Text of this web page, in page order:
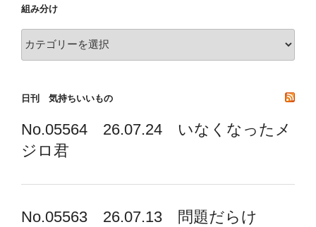
録
組み分け
み
日刊 気持ちいいもの
No.05564 26.07.24 いなくなったメ
ジロ君
No.05563 26.07.13 問題だらけ